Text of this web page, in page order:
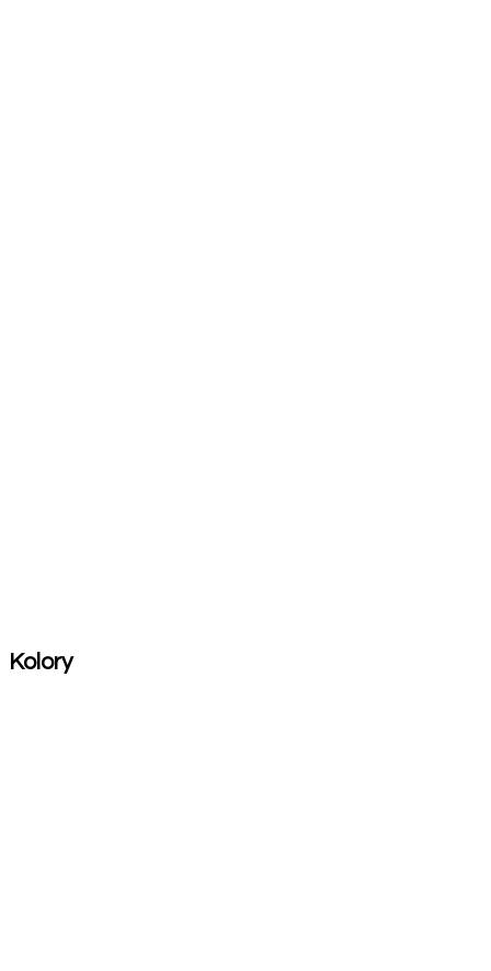
Kolory